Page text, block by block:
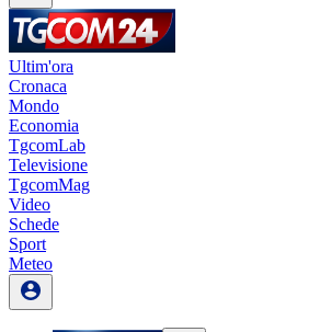
Ultim'ora
Cronaca
Mondo
Economia
TgcomLab
Televisione
TgcomMag
Video
Schede
Sport
Meteo